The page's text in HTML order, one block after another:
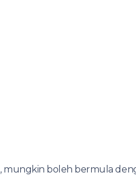
mungkin boleh bermula